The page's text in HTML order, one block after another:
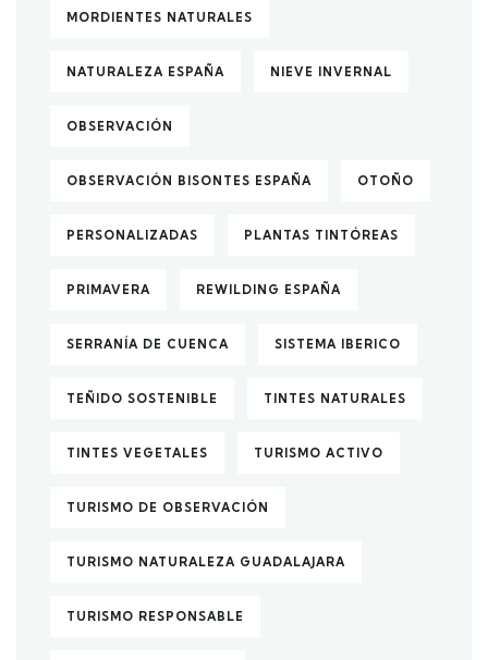
MORDIENTES NATURALES
NATURALEZA ESPAÑA NIEVE INVERNAL
OBSERVACIÓN
OBSERVACIÓN BISONTES ESPAÑA OTOÑO
PERSONALIZADAS PLANTAS TINTÓREAS
PRIMAVERA REWILDING ESPAÑA
SERRANÍA DE CUENCA SISTEMA IBERICO
TEÑIDO SOSTENIBLE TINTES NATURALES
TINTES VEGETALES TURISMO ACTIVO
TURISMO DE OBSERVACIÓN
TURISMO NATURALEZA GUADALAJARA
TURISMO RESPONSABLE